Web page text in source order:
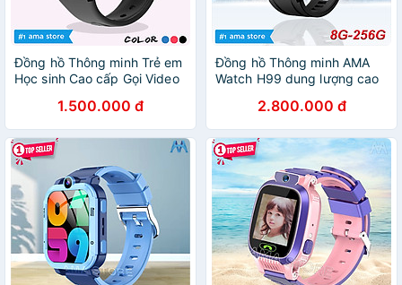
Đồng hồ Thông minh Trẻ em
Học sinh Cao cấp Gọi Video
5-10m AMA Watch D31
Hàng nhập khẩu
1.500.000 đ
Đồng hồ Thông minh AMA
Watch H99 dung lượng cao
kết nối bluetooth nhận thông
báo camera xoay có CHPlay
Tải App Hàng Chính Hãng
2.800.000 đ